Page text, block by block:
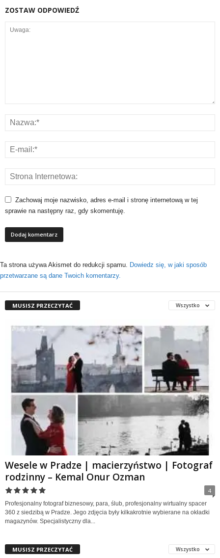
ZOSTAW ODPOWIEDŹ
Zachowaj moje nazwisko, adres e-mail i stronę internetową w tej
sprawie na następny raz, gdy skomentuję.
Ta strona używa Akismet do redukcji spamu. Dowiedz się, w jaki sposób
przetwarzane są dane Twoich komentarzy.
MUSISZ PRZECZYTAĆ Wszystko
Wesele w Pradze | macierzyństwo | Fotograf
rodzinny – Kemal Onur Ozman
4
Profesjonalny fotograf biznesowy, para, ślub, profesjonalny wirtualny spacer
360 z siedzibą w Pradze. Jego zdjęcia były kilkakrotnie wybierane na okładki
magazynów. Specjalistyczny dla...
MUSISZ PRZECZYTAĆ Wszystko